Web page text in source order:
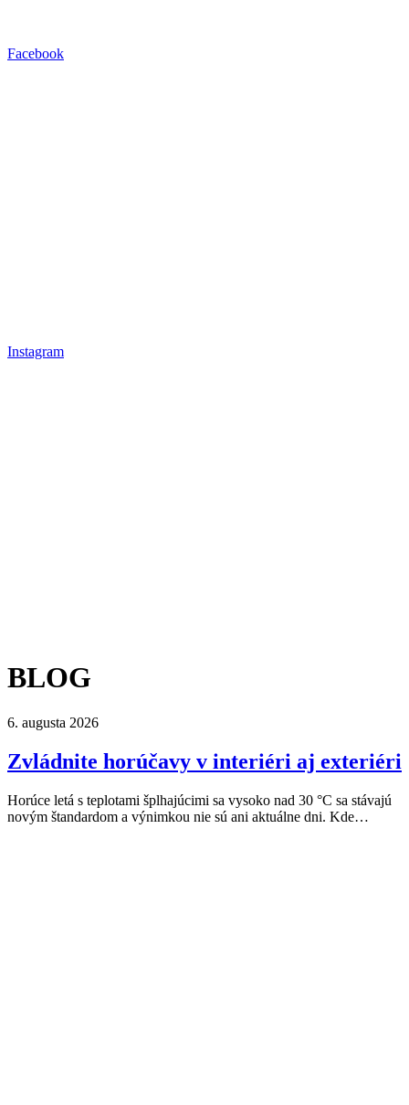
Facebook
Instagram
BLOG
6. augusta 2026
Zvládnite horúčavy v interiéri aj exteriéri
Horúce letá s teplotami šplhajúcimi sa vysoko nad 30 °C sa stávajú
novým štandardom a výnimkou nie sú ani aktuálne dni. Kde…